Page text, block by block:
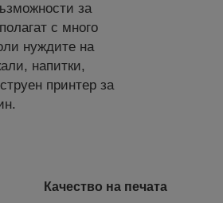
за
с много
нуждите на
напитки,
принтер за
Качество на печата